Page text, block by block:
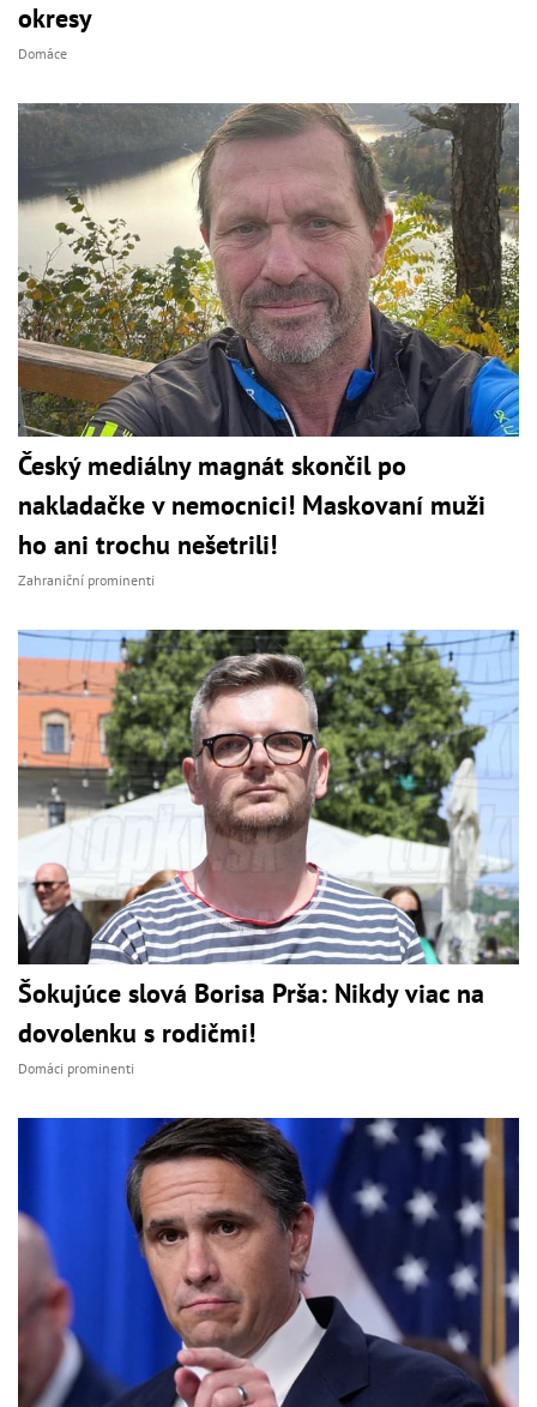
okresy
Domáce
Český mediálny magnát skončil po
nakladačke v nemocnici! Maskovaní muži
ho ani trochu nešetrili!
Zahraniční prominenti
Šokujúce slová Borisa Prša: Nikdy viac na
dovolenku s rodičmi!
Domáci prominenti